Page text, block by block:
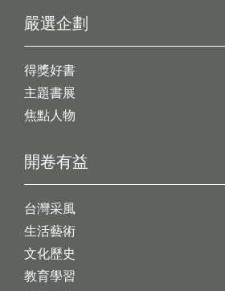
開卷有益
台灣采風
生活藝術
文化歷史
教育學習
嚴選企劃
得獎好書
主題書展
焦點人物